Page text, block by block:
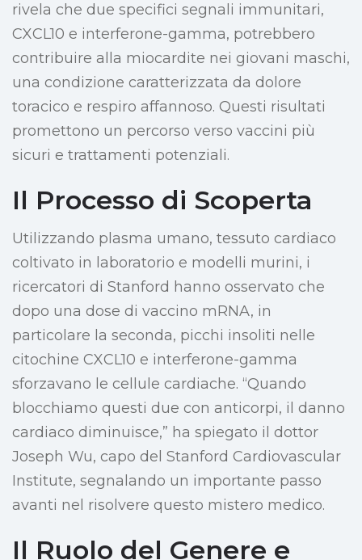
rivela che due specifici segnali immunitari,
CXCL10 e interferone-gamma, potrebbero
contribuire alla miocardite nei giovani maschi,
una condizione caratterizzata da dolore
toracico e respiro affannoso. Questi risultati
promettono un percorso verso vaccini più
sicuri e trattamenti potenziali.
Il Processo di Scoperta
Utilizzando plasma umano, tessuto cardiaco
coltivato in laboratorio e modelli murini, i
ricercatori di Stanford hanno osservato che
dopo una dose di vaccino mRNA, in
particolare la seconda, picchi insoliti nelle
citochine CXCL10 e interferone-gamma
sforzavano le cellule cardiache. “Quando
blocchiamo questi due con anticorpi, il danno
cardiaco diminuisce,” ha spiegato il dottor
Joseph Wu, capo del Stanford Cardiovascular
Institute, segnalando un importante passo
avanti nel risolvere questo mistero medico.
Il Ruolo del Genere e